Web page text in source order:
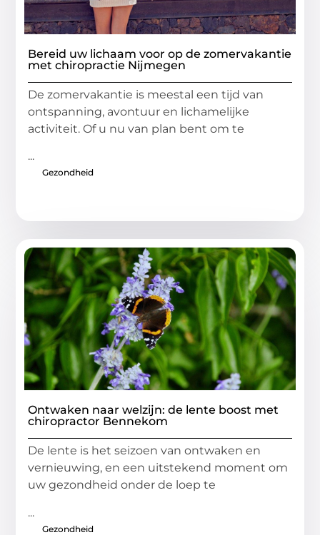
Bereid uw lichaam voor op de zomervakantie
met chiropractie Nijmegen
De zomervakantie is meestal een tijd van
ontspanning, avontuur en lichamelijke
activiteit. Of u nu van plan bent om te
...
Gezondheid
Ontwaken naar welzijn: de lente boost met
chiropractor Bennekom
De lente is het seizoen van ontwaken en
vernieuwing, en een uitstekend moment om
uw gezondheid onder de loep te
...
Gezondheid